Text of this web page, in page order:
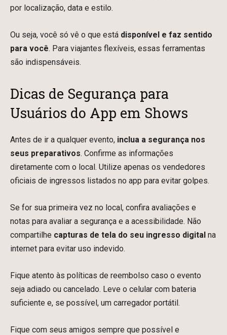
por localização, data e estilo.
Ou seja, você só vê o que está disponível e faz sentido
para você. Para viajantes flexíveis, essas ferramentas
são indispensáveis.
Dicas de Segurança para
Usuários do App em Shows
Antes de ir a qualquer evento, inclua a segurança nos
seus preparativos. Confirme as informações
diretamente com o local. Utilize apenas os vendedores
oficiais de ingressos listados no app para evitar golpes.
Se for sua primeira vez no local, confira avaliações e
notas para avaliar a segurança e a acessibilidade. Não
compartilhe capturas de tela do seu ingresso digital na
internet para evitar uso indevido.
Fique atento às políticas de reembolso caso o evento
seja adiado ou cancelado. Leve o celular com bateria
suficiente e, se possível, um carregador portátil.
Fique com seus amigos sempre que possível e